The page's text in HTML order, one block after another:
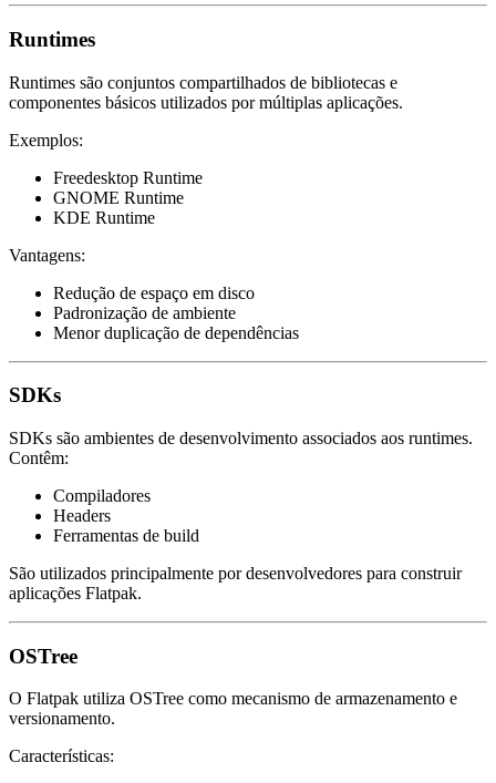
Runtimes
Runtimes são conjuntos compartilhados de bibliotecas e
componentes básicos utilizados por múltiplas aplicações.
Exemplos:
Freedesktop Runtime
GNOME Runtime
KDE Runtime
Vantagens:
Redução de espaço em disco
Padronização de ambiente
Menor duplicação de dependências
SDKs
SDKs são ambientes de desenvolvimento associados aos runtimes.
Contêm:
Compiladores
Headers
Ferramentas de build
São utilizados principalmente por desenvolvedores para construir
aplicações Flatpak.
OSTree
O Flatpak utiliza OSTree como mecanismo de armazenamento e
versionamento.
Características: